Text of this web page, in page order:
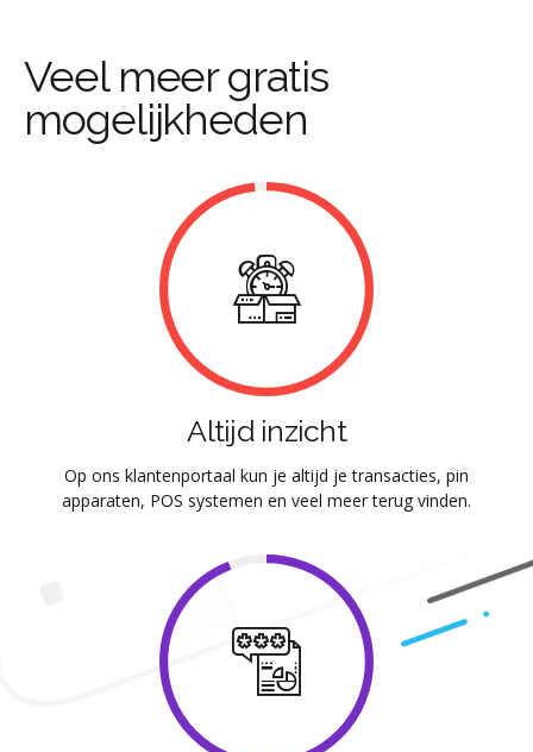
Veel meer gratis
mogelijkheden
Altijd inzicht
Op ons klantenportaal kun je altijd je transacties, pin
apparaten, POS systemen en veel meer terug vinden.